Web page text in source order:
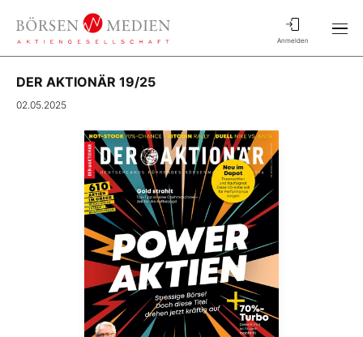
Anmelden
DER AKTIONÄR 19/25
02.05.2025